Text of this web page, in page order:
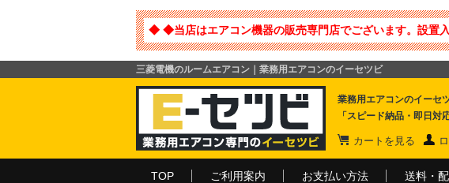
◆ ◆当店はエアコン機器の販売専門店でございます。設置
三菱電機のルームエアコン｜業務用エアコンのイーセツビ
業務用エアコンのイーセ
「スピード納品・即日対
カートを見る
TOP ご利用案内 お支払い方法 送料・